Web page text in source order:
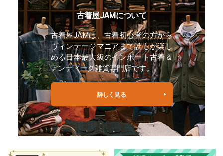
古着屋JAMについて
古着屋JAMは、古着初心者の方から
ヴィンテージマニアまで誰もが楽し
める日本最大級のインポート古着＆
アンティーク雑貨専門店です。
詳しく見る